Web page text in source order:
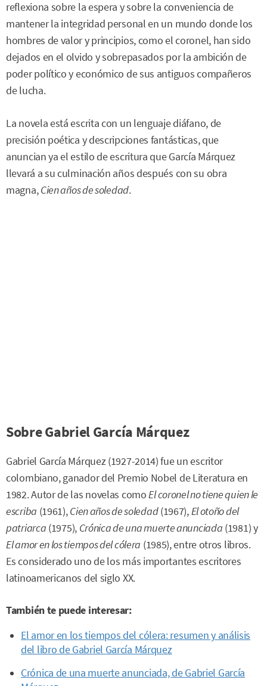
reflexiona sobre la espera y sobre la conveniencia de
mantener la integridad personal en un mundo donde los
hombres de valor y principios, como el coronel, han sido
dejados en el olvido y sobrepasados por la ambición de
poder político y económico de sus antiguos compañeros
de lucha.
La novela está escrita con un lenguaje diáfano, de
precisión poética y descripciones fantásticas, que
anuncian ya el estilo de escritura que García Márquez
llevará a su culminación años después con su obra
magna,Cien años de soledad.
Sobre Gabriel García Márquez
Gabriel García Márquez (1927-2014) fue un escritor
colombiano, ganador del Premio Nobel de Literatura en
1982. Autor de las novelas comoEl coronel no tiene quien le
escriba (1961),Cien años de soledad(1967),El otoño del
patriarca (1975), Crónica de una muerte anunciada (1981) y
El amor en los tiempos del cólera (1985), entre otros libros.
Es considerado uno de los más importantes escritores
latinoamericanos del siglo XX.
También te puede interesar:
El amor en los tiempos del cólera: resumen y análisis
del libro de Gabriel García Márquez
Crónica de una muerte anunciada, de Gabriel García